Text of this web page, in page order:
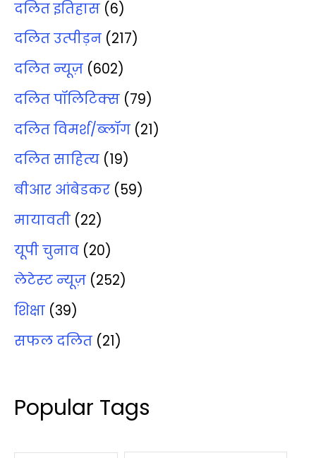
दलित इतिहास (6)
दलित उत्‍पीड़न (217)
दलित न्‍यूज़ (602)
दलित पॉलिटिक्‍स (79)
दलित विमर्श/ब्‍लॉग (21)
दलित साहित्‍य (19)
बीआर आंबेडकर (59)
मायावती (22)
यूपी चुनाव (20)
लेटेस्‍ट न्‍यूज़ (252)
शिक्षा (39)
सफल दलित (21)
Popular Tags